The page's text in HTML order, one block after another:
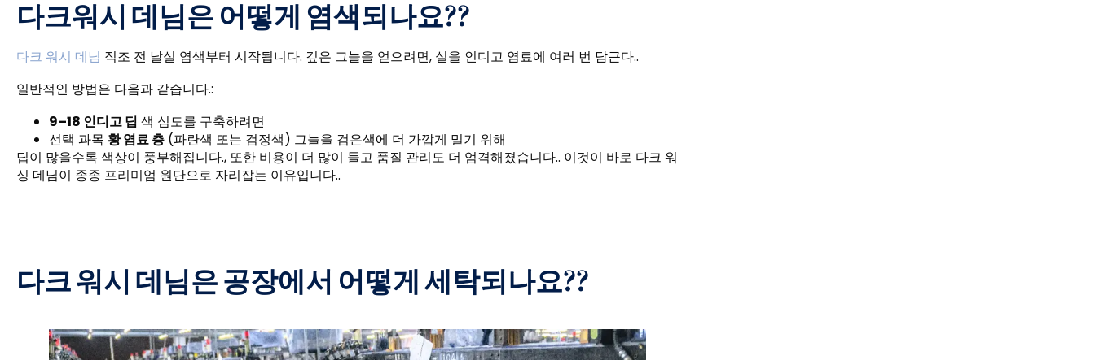
다크워시 데님은 어떻게 염색되나요??
다크 워시 데님 직조 전 날실 염색부터 시작됩니다. 깊은 그늘을 얻으려면, 실을 인디고 염료에 여러 번 담근다..
일반적인 방법은 다음과 같습니다.:
9–18 인디고 딥 색 심도를 구축하려면
선택 과목 황 염료 층 (파란색 또는 검정색) 그늘을 검은색에 더 가깝게 밀기 위해
딥이 많을수록 색상이 풍부해집니다., 또한 비용이 더 많이 들고 품질 관리도 더 엄격해졌습니다.. 이것이 바로 다크 워
싱 데님이 종종 프리미엄 원단으로 자리잡는 이유입니다..
다크 워시 데님은 공장에서 어떻게 세탁되나요??